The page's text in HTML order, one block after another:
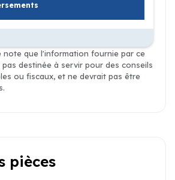
note que l'information fournie par ce
destinée à servir pour des conseils
ou fiscaux, et ne devrait pas être
pièces